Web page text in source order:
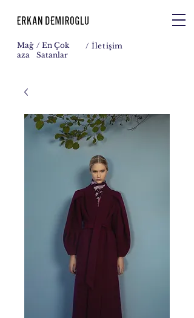
Mağ
aza
/ En Çok
Satanlar
/ İletişim